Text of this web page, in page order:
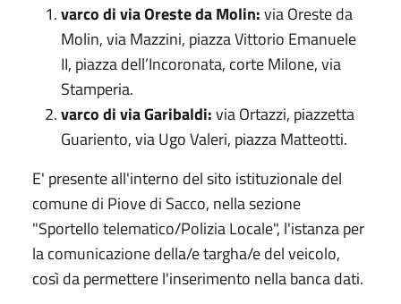
varco di viaOreste da Molin:via Oreste da
Molin, via Mazzini, piazza Vittorio Emanuele
II, piazza dell’Incoronata, corte Milone, via
Stamperia.
varco di via Garibaldi:via Ortazzi, piazzetta
Guariento, via Ugo Valeri, piazza Matteotti.
E' presente all'interno del sito istituzionale del
comune di Piove di Sacco, nella sezione
"Sportello telematico/Polizia Locale", l'istanza per
la comunicazione della/e targha/e del veicolo,
così da permettere l'inserimento nella banca dati.